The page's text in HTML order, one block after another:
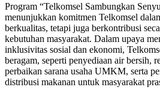
Program “Telkomsel Sambungkan
menunjukkan komitmen Telkomsel
berkualitas, tetapi juga berkontribusi
kebutuhan masyarakat. Dalam upaya
inklusivitas sosial dan ekonomi,
beragam, seperti penyediaan air bersih,
perbaikan sarana usaha UMKM, serta
distribusi makanan untuk masyarakat